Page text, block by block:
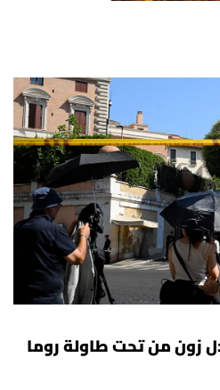
Digital solutions by
زون من تحت طاولة روما